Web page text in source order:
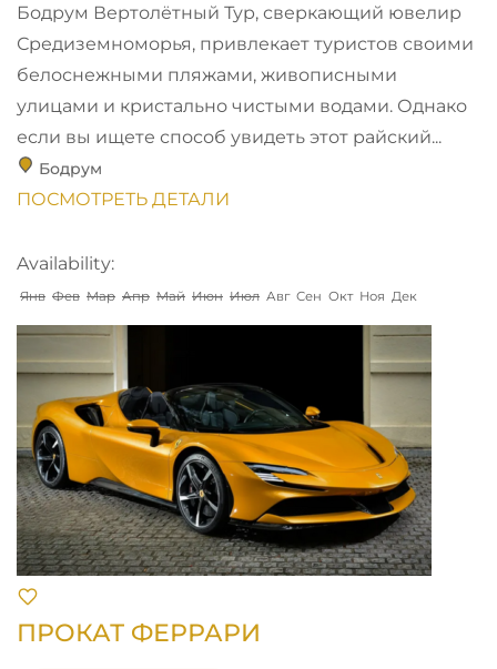
Бодрум Вертолётный Тур, сверкающий ювелир
Средиземноморья, привлекает туристов своими
белоснежными пляжами, живописными
улицами и кристально чистыми водами. Однако
если вы ищете способ увидеть этот райский...
Бодрум
ПОСМОТРЕТЬ ДЕТАЛИ
Availability:
Янв Фев Мар Апр Май Июн Июл Авг Сен Окт Ноя Дек
ПРОКАТ ФЕРРАРИ